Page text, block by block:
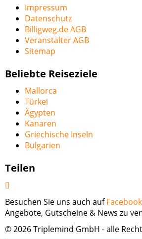
Impressum
Datenschutz
Billigweg.de AGB
Veranstalter AGB
Sitemap
Beliebte Reiseziele
Mallorca
Türkei
Ägypten
Kanaren
Griechische Inseln
Bulgarien
Teilen
Besuchen Sie uns auch aufFacebook
Angebote, Gutscheine & News zu
© 2026 Triplemind GmbH - alle